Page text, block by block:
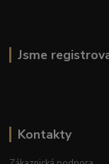
Jsme
Kontakty